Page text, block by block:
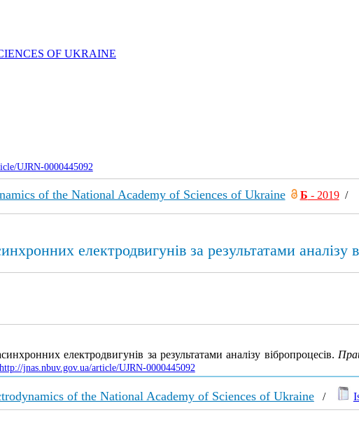
OF UKRAINE
UJRN-0000445092
of the National Academy of Sciences of Ukraine Б - 2019/
електродвигунів за результатами аналізу
електродвигунів за результатами аналізу вібропроцесів.
http://jnas.nbuv.gov.ua/article/UJRN-0000445092
of the National Academy of Sciences of Ukraine/